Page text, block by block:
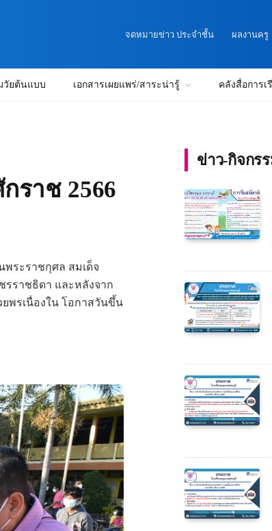
จดหมายข่าว ประจำชั้น ผลงานครู
วัยต้นแบบ เอกสารเผยแพร่/สาระน่ารู้ คลังสื่อการเ
ราช 2566
ระราชกุศล สมเด็จ
รราชธิดา และหลังจาก
พรเนื่องใน โอกาสวันขึ้น
ข่าว-กิจกร